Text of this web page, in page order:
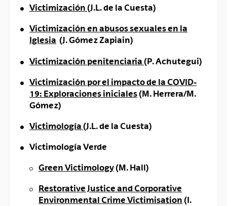
Victimización (J.L. de la Cuesta)
Victimización en abusos sexuales en la
Iglesia (J. Gómez Zapiain)
Victimización penitenciaria (P. Achutegui)
Victimización por el impacto de la COVID-
19: Exploraciones iniciales(M. Herrera/M.
Gómez)
Victimología (J.L. de la Cuesta)
Victimología Verde
Green Victimology(M. Hall)
Restorative Justice and Corporative
Environmental Crime Victimisation (I.